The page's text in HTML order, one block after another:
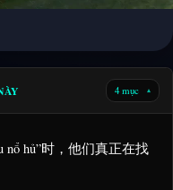
4 mục ▾
nổ hủ”时，他们真正在找